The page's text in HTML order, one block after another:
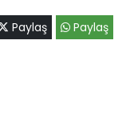
Paylaş Paylaş